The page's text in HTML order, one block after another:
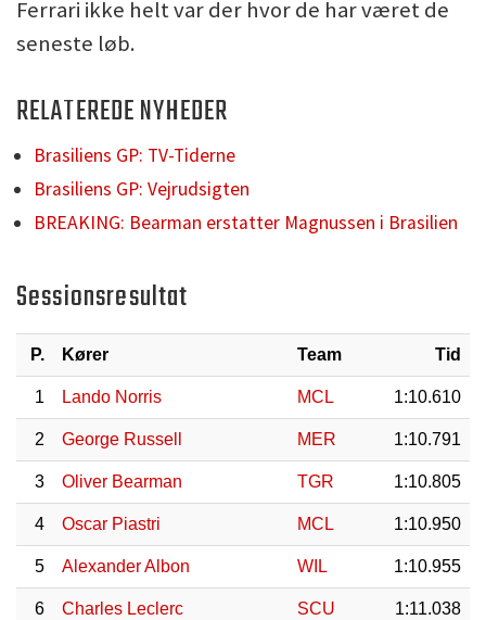
Ferrari ikke helt var der hvor de har været de
seneste løb.
RELATEREDE NYHEDER
Brasiliens GP: TV-Tiderne
Brasiliens GP: Vejrudsigten
BREAKING: Bearman erstatter Magnussen i Brasilien
Sessionsresultat
P. Kører Team Tid
1 Lando Norris MCL 1:10.610
2 George Russell MER 1:10.791
3 Oliver Bearman TGR 1:10.805
4 Oscar Piastri MCL 1:10.950
5 Alexander Albon WIL 1:10.955
6 Charles Leclerc SCU 1:11.038